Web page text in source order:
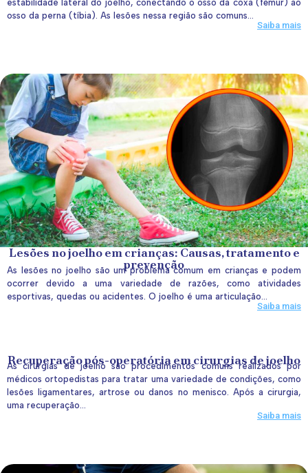
estabilidade lateral do joelho, conectando o osso da coxa (fêmur) ao
osso da perna (tíbia). As lesões nessa região são comuns...
Saiba mais
Lesões no joelho em crianças: Causas, tratamento e
prevenção
As lesões no joelho são um problema comum em crianças e podem
ocorrer devido a uma variedade de razões, como atividades
esportivas, quedas ou acidentes. O joelho é uma articulação...
Saiba mais
Recuperação pós-operatória em cirurgias de joelho
As cirurgias de joelho são procedimentos comuns realizados por
médicos ortopedistas para tratar uma variedade de condições, como
lesões ligamentares, artrose ou danos no menisco. Após a cirurgia,
uma recuperação...
Saiba mais